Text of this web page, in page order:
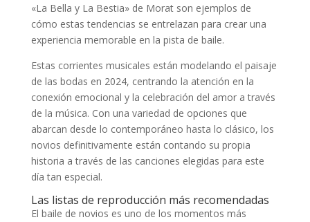
«La Bella y La Bestia» de Morat son ejemplos de
cómo estas tendencias se entrelazan para crear una
experiencia memorable en la pista de baile.
Estas corrientes musicales están modelando el paisaje
de las bodas en 2024, centrando la atención en la
conexión emocional y la celebración del amor a través
de la música. Con una variedad de opciones que
abarcan desde lo contemporáneo hasta lo clásico, los
novios definitivamente están contando su propia
historia a través de las canciones elegidas para este
día tan especial.
Las listas de reproducción más recomendadas
El baile de novios es uno de los momentos más